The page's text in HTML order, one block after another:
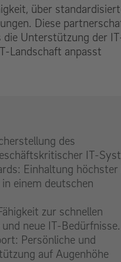
über
Diese
Unterstützung der
Landschaft anpasst
des
IT-
Einhaltung höchster
einem deutschen
zur schnellen
neue IT-Bedürfnisse.
Persönliche und
auf Augenhöhe